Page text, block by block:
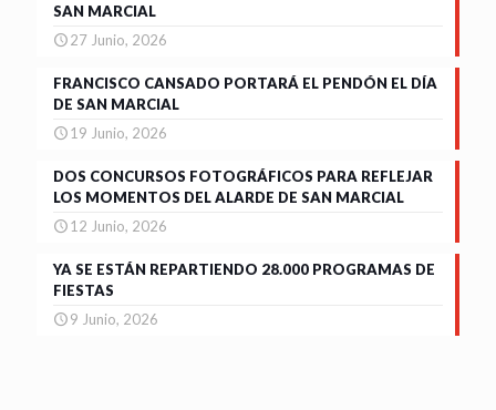
SAN MARCIAL
27 Junio, 2026
FRANCISCO CANSADO PORTARÁ EL PENDÓN EL DÍA
DE SAN MARCIAL
19 Junio, 2026
DOS CONCURSOS FOTOGRÁFICOS PARA REFLEJAR
LOS MOMENTOS DEL ALARDE DE SAN MARCIAL
12 Junio, 2026
YA SE ESTÁN REPARTIENDO 28.000 PROGRAMAS DE
FIESTAS
9 Junio, 2026